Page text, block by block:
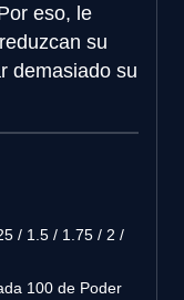
eso, le
su
demasiado su
/ 1.5 / 1.75 / 2 /
100 de Poder